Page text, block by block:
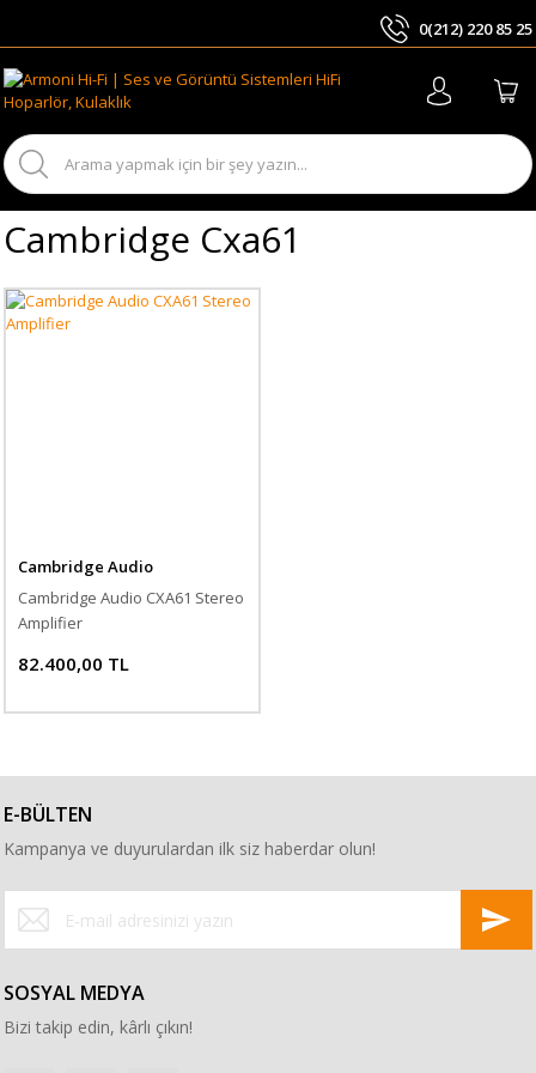
0(212) 220 85 25
Cambridge Cxa61
Cambridge Audio
Cambridge Audio CXA61 Stereo
Amplifier
82.400,00 TL
E-BÜLTEN
Kampanya ve duyurulardan ilk siz haberdar olun!
SOSYAL MEDYA
Bizi takip edin, kârlı çıkın!